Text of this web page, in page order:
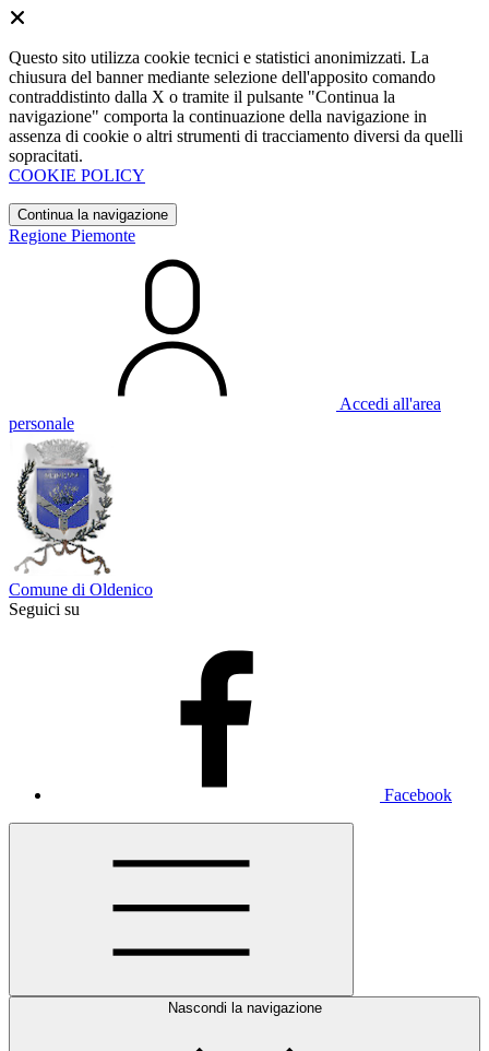
Questo sito utilizza cookie tecnici e statistici anonimizzati. La
chiusura del banner mediante selezione dell'apposito comando
contraddistinto dalla X o tramite il pulsante "Continua la
navigazione" comporta la continuazione della navigazione in
assenza di cookie o altri strumenti di tracciamento diversi da quelli
sopracitati.
COOKIE POLICY
Continua la navigazione
Regione Piemonte
Accedi all'area
personale
Comune di Oldenico
Seguici su
Facebook
Nascondi la navigazione